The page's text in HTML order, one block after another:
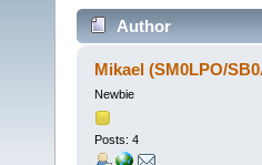
Author
Mikael (SM0LPO/
Newbie
Posts: 4